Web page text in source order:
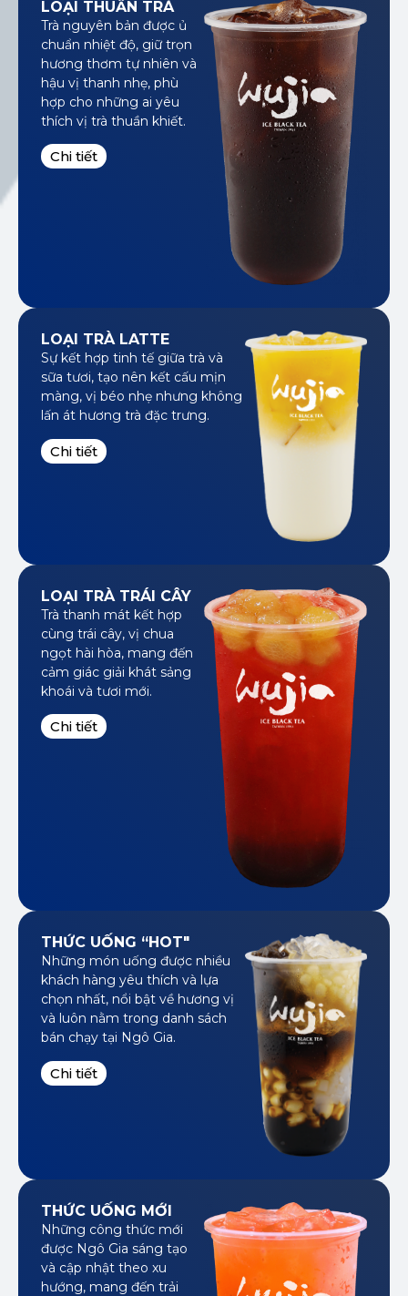
LOẠI THUẦN TRÀ
Trà nguyên bản được ủ
chuẩn nhiệt độ, giữ trọn
hương thơm tự nhiên và
hậu vị thanh nhẹ, phù
hợp cho những ai yêu
thích vị trà thuần khiết.
Chi tiết
LOẠI TRÀ LATTE
Sự kết hợp tinh tế giữa trà và
sữa tươi, tạo nên kết cấu mịn
màng, vị béo nhẹ nhưng không
lấn át hương trà đặc trưng.
Chi tiết
LOẠI TRÀ TRÁI CÂY
Trà thanh mát kết hợp
cùng trái cây, vị chua
ngọt hài hòa, mang đến
cảm giác giải khát sảng
khoái và tươi mới.
Chi tiết
THỨC UỐNG “HOT"
Những món uống được nhiều
khách hàng yêu thích và lựa
chọn nhất, nổi bật về hương vị
và luôn nằm trong danh sách
bán chạy tại Ngô Gia.
Chi tiết
THỨC UỐNG MỚI
Những công thức mới
được Ngô Gia sáng tạo
và cập nhật theo xu
hướng, mang đến trải
TƯ VẤN
NHƯỢNG
QUYỀN HỒNG
TRÀ NGÔ GIA
KHU VỰC MUỐN ĐĂNG KÝ